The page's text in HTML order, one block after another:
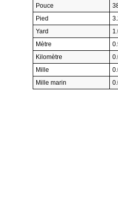
Pouce
Pied
Yard
Mètre
Kilomètre
Mille
Mille marin